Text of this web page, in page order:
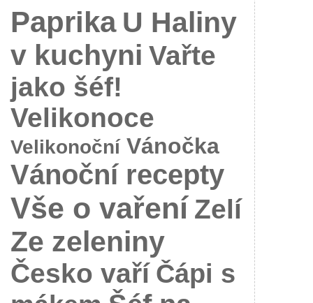
Paprika U Haliny
v kuchyni Vařte
jako šéf!
Velikonoce
Velikonoční Vánočka
Vánoční recepty
Vše o vaření Zelí
Ze zeleniny
Česko vaří Čápi s